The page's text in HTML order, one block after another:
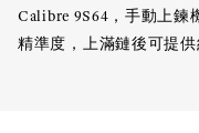
Calibre 9S64，手動上鍊
精準度，上滿鏈後可提供